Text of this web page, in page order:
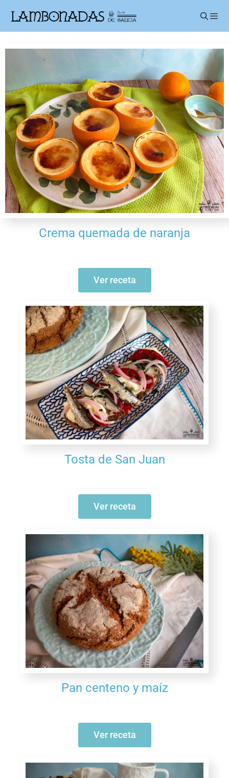
Crema quemada de naranja
Ver receta
Tosta de San Juan
Ver receta
Pan centeno y maíz
Ver receta